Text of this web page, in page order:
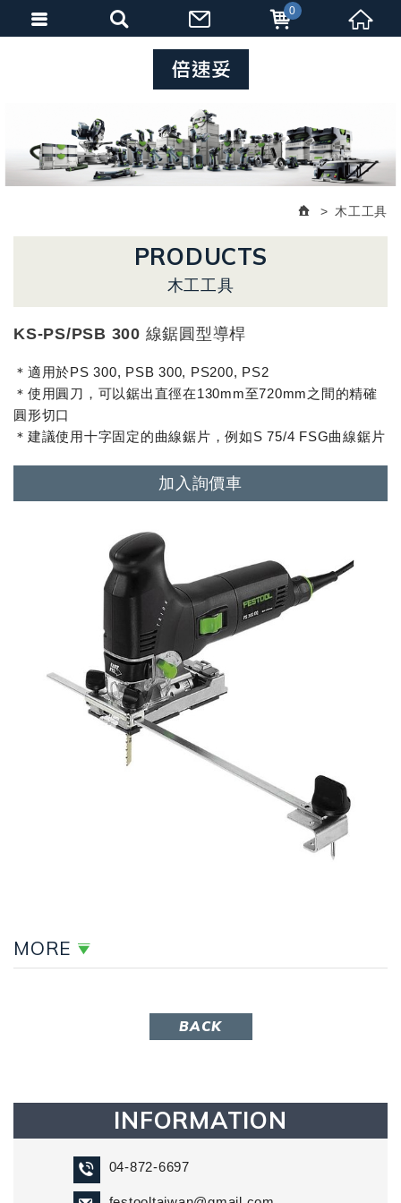
木工工具
PRODUCTS
木工工具
KS-PS/PSB 300 線鋸圓型導桿
＊適用於PS 300, PSB 300, PS200, PS2
＊使用圓刀，可以鋸出直徑在130mm至720mm之間的精確
圓形切口
＊建議使用十字固定的曲線鋸片，例如S 75/4 FSG曲線鋸片
加入詢價車
MORE
BACK
INFORMATION
04-872-6697
0